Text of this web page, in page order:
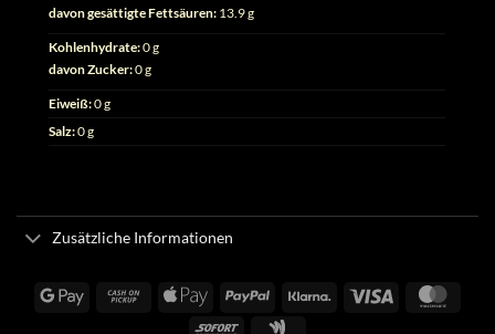
davon gesättigte Fettsäuren: 13.9 g
Kohlenhydrate:0 g
davon Zucker:0 g
Eiweiß:0 g
Salz:0 g
Zusätzliche Informationen
Google
Cash
Apple
PayPal Klarna
Sofort